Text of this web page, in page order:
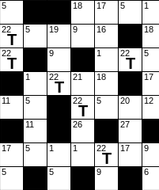
5 18 17 5 1
22
Т
5 19 9 16 18
22
Т
9 1 22
Т
5
1 22
Т
21 18 17
11 5 22
Т
5 20 12
11 26 27
17 5 1 1 22
Т
17 9
5 5 9 6